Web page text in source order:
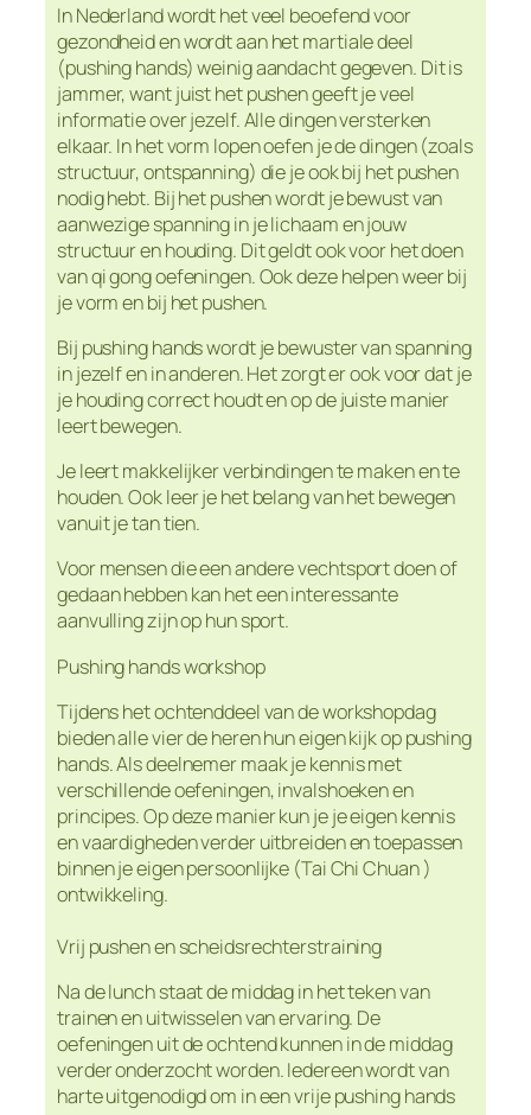
In Nederland wordt het veel beoefend voor
gezondheid en wordt aan het martiale deel
(pushing hands) weinig aandacht gegeven. Dit is
jammer, want juist het pushen geeft je veel
informatie over jezelf. Alle dingen versterken
elkaar. In het vorm lopen oefen je de dingen (zoals
structuur, ontspanning) die je ook bij het pushen
nodig hebt. Bij het pushen wordt je bewust van
aanwezige spanning in je lichaam en jouw
structuur en houding. Dit geldt ook voor het doen
van qi gong oefeningen. Ook deze helpen weer bij
je vorm en bij het pushen.
Bij pushing hands wordt je bewuster van spanning
in jezelf en in anderen. Het zorgt er ook voor dat je
je houding correct houdt en op de juiste manier
leert bewegen.
Je leert makkelijker verbindingen te maken en te
houden. Ook leer je het belang van het bewegen
vanuit je tan tien.
Voor mensen die een andere vechtsport doen of
gedaan hebben kan het een interessante
aanvulling zijn op hun sport.
Pushing hands workshop
Tijdens het ochtenddeel van de workshopdag
bieden alle vier de heren hun eigen kijk op pushing
hands. Als deelnemer maak je kennis met
verschillende oefeningen, invalshoeken en
principes. Op deze manier kun je je eigen kennis
en vaardigheden verder uitbreiden en toepassen
binnen je eigen persoonlijke (Tai Chi Chuan )
ontwikkeling.
Vrij pushen en scheidsrechterstraining
Na de lunch staat de middag in het teken van
trainen en uitwisselen van ervaring. De
oefeningen uit de ochtend kunnen in de middag
verder onderzocht worden. Iedereen wordt van
harte uitgenodigd om in een vrije pushing hands